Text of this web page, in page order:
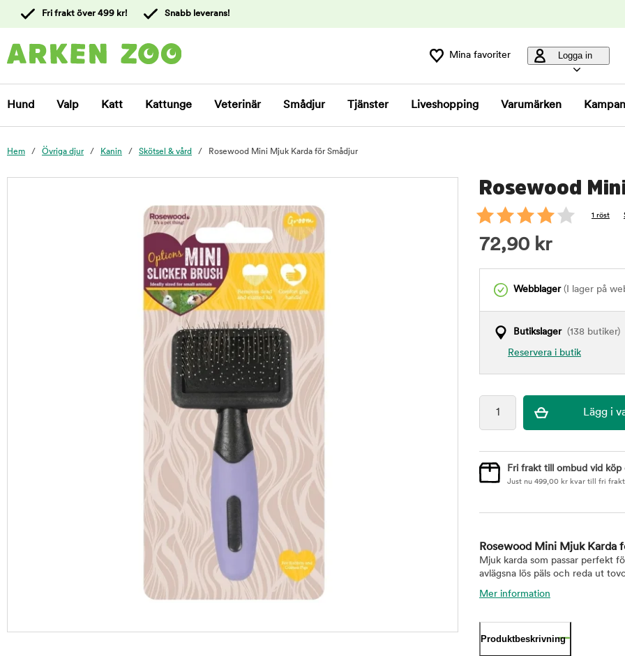
kundtjänst
Fri frakt över 499 kr! Snabb leverans!
Mina favoriter Logga in
Hund Valp Katt Kattunge Veterinär Smådjur Tjänster Liveshopping Varumärken
Hem Övriga djur Kanin Skötsel & vård Rosewood Mini Mjuk Karda för Smådjur
Rosewood
1 röst
72,90 kr
Webblager(I lager på
Butikslager(138 butiker)
Reservera i butik
Fri frakt till ombud vid köp
Just nu 499,00 kr kvar till fri
Rosewood Mini Mjuk Karda
Mjuk karda som passar perfekt
avlägsna lös päls och reda ut
Mer information
Produktbeskrivning